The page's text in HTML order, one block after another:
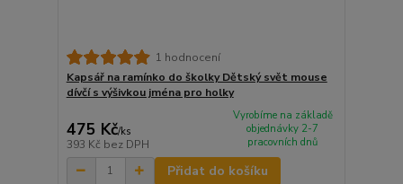
1 hodnocení
Kapsář na ramínko do školky Dětský svět mouse
dívčí s výšivkou jména pro holky
475 Kč/ks
393 Kč bez DPH
Vyrobíme na základě
objednávky 2-7
pracovních dnů
Přidat do košíku